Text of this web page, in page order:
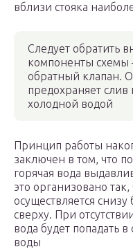
вблизи стояка
Следует обратить
компоненты
обратный клапан.
предохраняет слив
холодной водой
Принцип работы
заключен в том, что
горячая вода
это организовано
осуществляется
сверху. При
вода будет попадать
воды